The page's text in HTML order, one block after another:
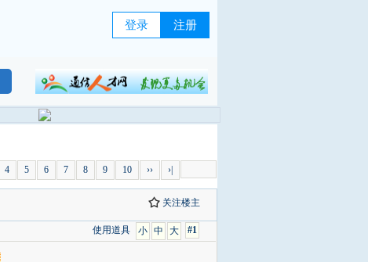
登录 注册
4 5 6 7 8 9 10 ›› ›|
关注楼主
#1
大
中
小
使用道具